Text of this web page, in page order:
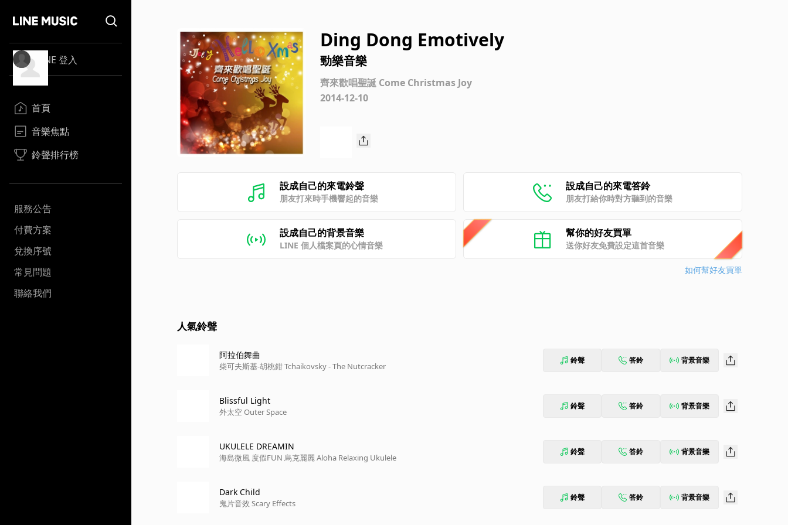
LINE 登入
首頁
音樂焦點
鈴聲排行榜
服務公告
付費方案
兌換序號
常見問題
聯絡我們
Ding Dong Emotively
勁樂音樂
齊來歡唱聖誕 Come Christmas Joy
2014-12-10
設成自己的來電鈴聲
朋友打來時手機響起的音樂
設成自己的來電答鈴
朋友打給你時對方聽到的音樂
設成自己的背景音樂
LINE 個人檔案頁的心情音樂
幫你的好友買單
送你好友免費設定這首音樂
如何幫好友買單
人氣鈴聲
阿拉伯舞曲
柴可夫斯基-胡桃鉗 Tchaikovsky - The Nutcracker
鈴聲 答鈴 背景音樂
Blissful Light
外太空 Outer Space
鈴聲 答鈴 背景音樂
UKULELE DREAMIN
海島微風 度假FUN 烏克麗麗 Aloha Relaxing Ukulele
鈴聲 答鈴 背景音樂
Dark Child
鬼片音效 Scary Effects
鈴聲 答鈴 背景音樂